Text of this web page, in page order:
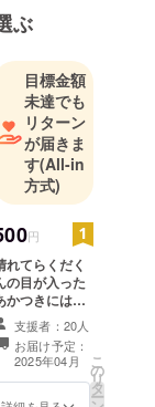
ぶ
目標金額
未達でも
リターン
が届きま
す(All-in
方式)
円
れてらくだく
の目が入った
かつきには、
カピカのらく
くんお披露目
ールをお送り
させていただき
す。
支援者：20人
お届け予定：
2025年04月
こ
の
リ
タ
ー